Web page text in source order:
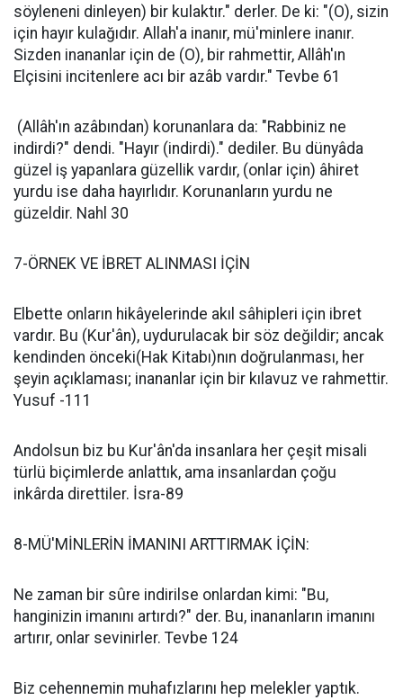
söyleneni dinleyen) bir kulaktır." derler. De ki: "(O), sizin
için hayır kulağıdır. Allah'a inanır, mü'minlere inanır.
Sizden inananlar için de (O), bir rahmettir, Allâh'ın
Elçisini incitenlere acı bir azâb vardır." Tevbe 61
(Allâh'ın azâbından) korunanlara da: "Rabbiniz ne
indirdi?" dendi. "Hayır (indirdi)." dediler. Bu dünyâda
güzel iş yapanlara güzellik vardır, (onlar için) âhiret
yurdu ise daha hayırlıdır. Korunanların yurdu ne
güzeldir. Nahl 30
7-ÖRNEK VE İBRET ALINMASI İÇİN
Elbette onların hikâyelerinde akıl sâhipleri için ibret
vardır. Bu (Kur'ân), uydurulacak bir söz değildir; ancak
kendinden önceki(Hak Kitabı)nın doğrulanması, her
şeyin açıklaması; inananlar için bir kılavuz ve rahmettir.
Yusuf -111
Andolsun biz bu Kur'ân'da insanlara her çeşit misali
türlü biçimlerde anlattık, ama insanlardan çoğu
inkârda direttiler. İsra-89
8-MÜ'MİNLERİN İMANINI ARTTIRMAK İÇİN:
Ne zaman bir sûre indirilse onlardan kimi: "Bu,
hanginizin imanını artırdı?" der. Bu, inananların imanını
artırır, onlar sevinirler. Tevbe 124
Biz cehennemin muhafızlarını hep melekler yaptık.